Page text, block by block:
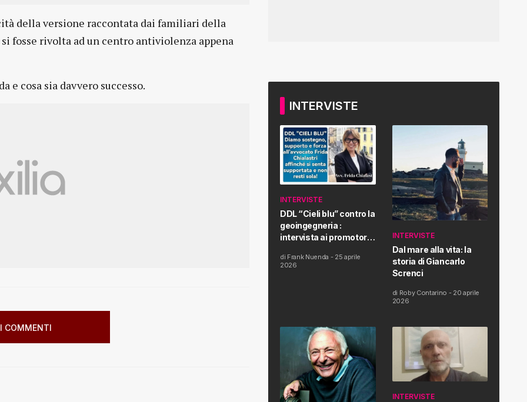
della versione raccontata dai familiari della
fosse rivolta ad un centro antiviolenza appena
cosa sia davvero successo.
COMMENTI
INTERVISTE
INTERVISTE
DDL “Cieli blu” contro la
geoingegneria :
intervista ai promotori
Proposta di Legge
di Frank Nuenda - 25 aprile
2026
INTERVISTE
Dal mare alla vita: la
storia di Giancarlo
Screnci
di Roby Contarino - 20 aprile
2026
INTERVISTE